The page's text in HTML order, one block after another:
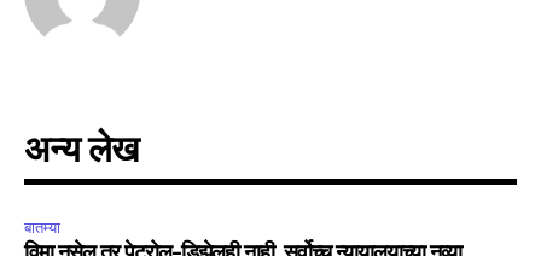
अन्य लेख
बातम्या